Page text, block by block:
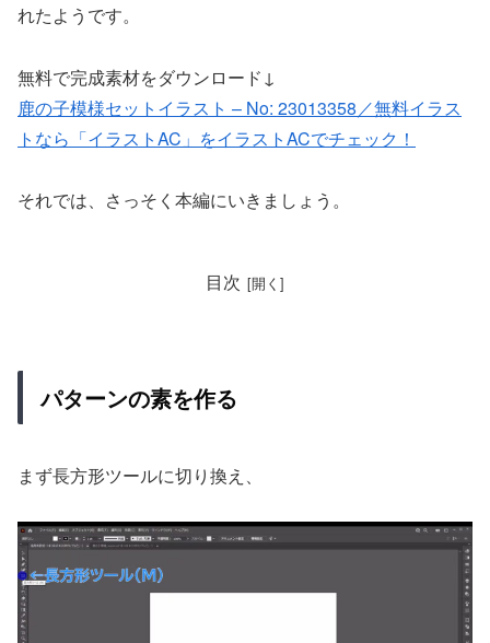
れたようです。
無料で完成素材をダウンロード↓
鹿の子模様セットイラスト – No: 23013358／無料イラス
トなら「イラストAC」をイラストACでチェック！
それでは、さっそく本編にいきましょう。
目次
パターンの素を作る
まず長方形ツールに切り換え、